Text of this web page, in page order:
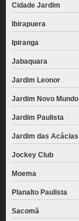
Cidade Jardim
Ibirapuera
Ipiranga
Jabaquara
Jardim Leonor
Jardim Novo Mundo
Jardim Paulista
Jardim das Acácias
Jockey Club
Moema
Planalto Paulista
Sacomã